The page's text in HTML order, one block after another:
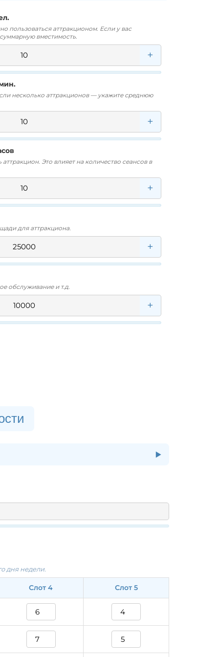
пользоваться аттракционом. Если у вас
вместимость.
+
несколько аттракционов — укажите среднюю
+
Это влияет на количество сеансов в
+
для аттракциона.
+
обслуживание и т.д.
+
▼
для каждого из 5 временных слотов.
дня недели.
Слот 4 Слот 5